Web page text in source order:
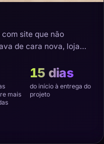
site que não
de cara nova, loja
mais
15 dias
do início à entrega do
projeto